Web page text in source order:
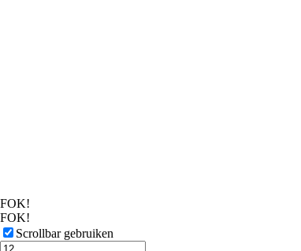
FOK!
FOK!
Scrollbar gebruiken